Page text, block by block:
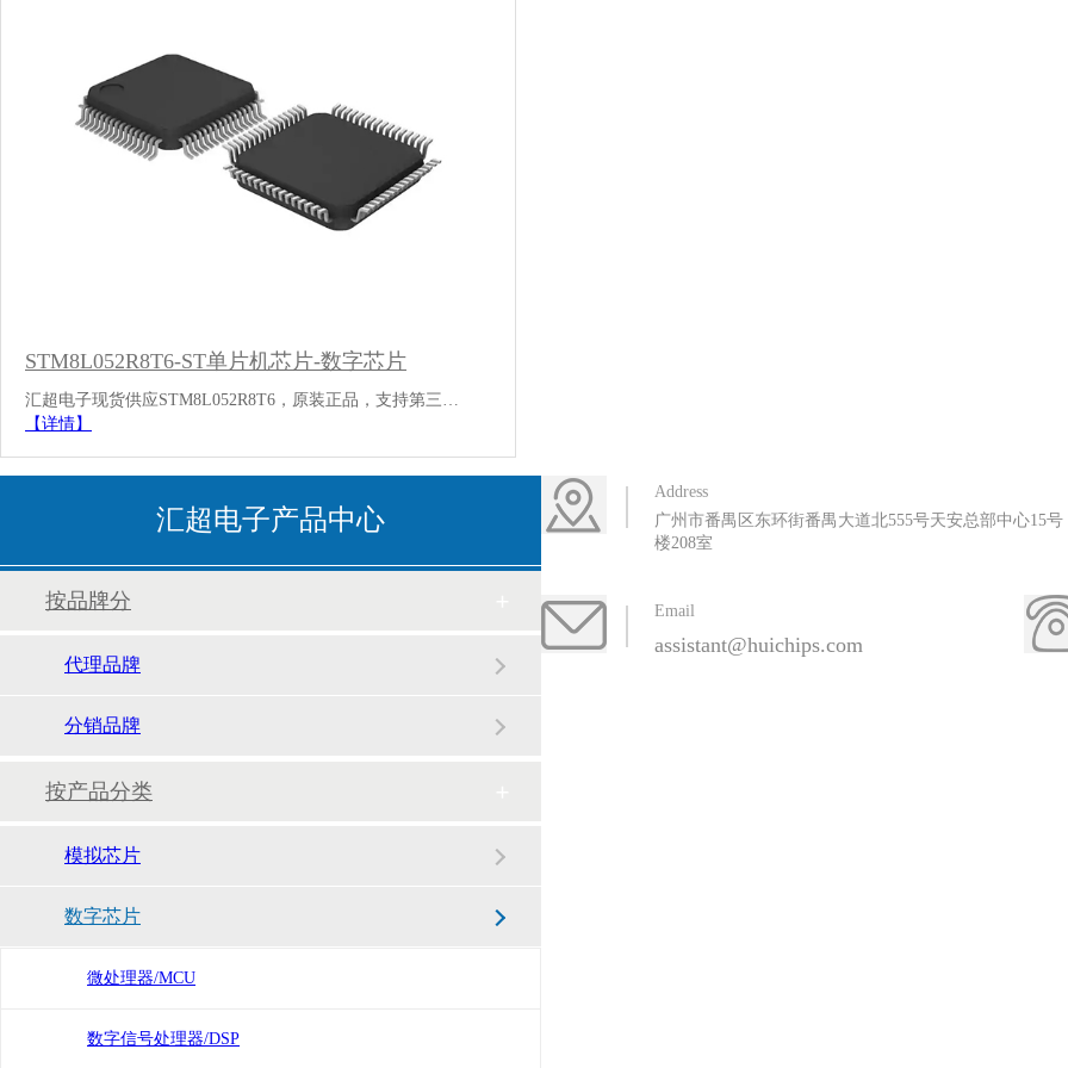
STM8L052R8T6-ST单片机芯片-数字芯片
汇超电子现货供应STM8L052R8T6，原装正品，支持第三…
【详情】
汇超电子产品中心
按品牌分
代理品牌
分销品牌
按产品分类
模拟芯片
数字芯片
微处理器/MCU
数字信号处理器/DSP
助力国产低噪声LDO
Address
广州市番禺区东环街番禺大道北555号天安总部中心15号
楼208室
Email
assistant@huichips.com